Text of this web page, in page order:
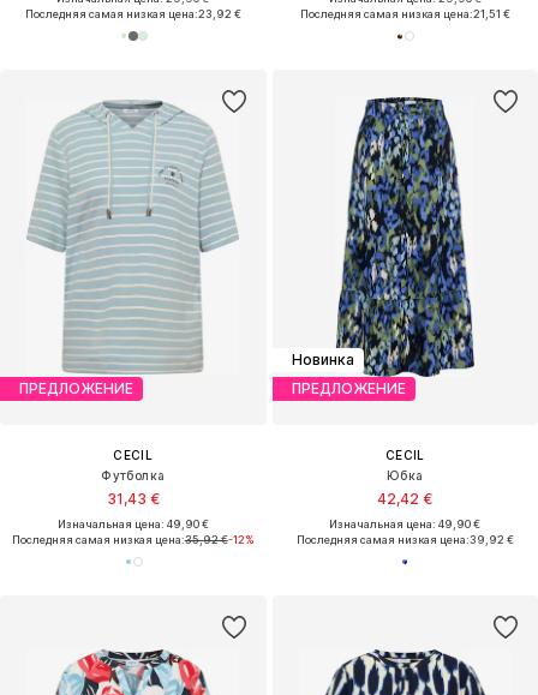
Последняя самая низкая цена:23,92 €
Последняя самая низкая цена:21,51 €
ПРЕДЛОЖЕНИЕ
CECIL
Футболка
31,43 €
Изначальная цена: 49,90 €
Последняя самая низкая цена:35,92 €-12%
Новинка
ПРЕДЛОЖЕНИЕ
CECIL
Юбка
42,42 €
Изначальная цена: 49,90 €
Последняя самая низкая цена:39,92 €